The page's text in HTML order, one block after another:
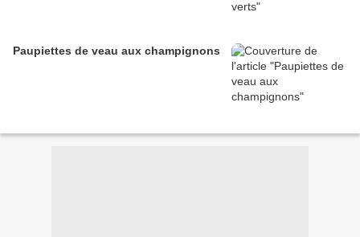
Paupiettes de veau aux champignons